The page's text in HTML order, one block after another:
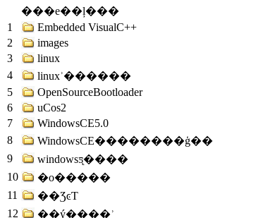
���е��ļ���
1
Embedded VisualC++
2
images
3
linux
4
linuxʾ������
5
OpenSourceBootloader
6
uCos2
7
WindowsCE5.0
8
WindowsCE��������ģ��
9
windowsƽ̨����
10
�ο�����
11
��ƷͼƬ
12
��ý����ʾ